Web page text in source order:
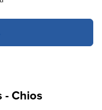
- Chios